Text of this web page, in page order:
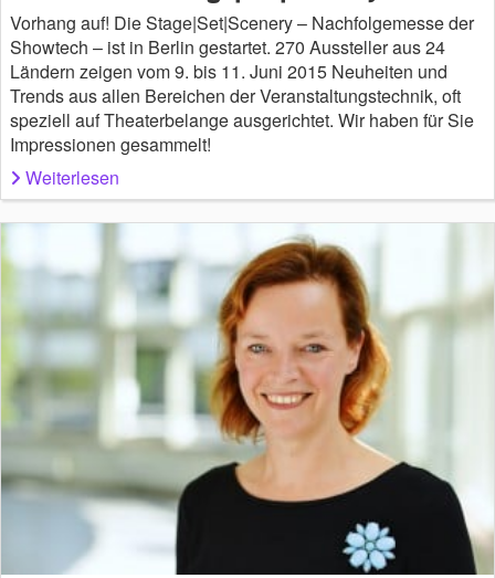
Vorhang auf! Die Stage|Set|Scenery – Nachfolgemesse der
Showtech – ist in Berlin gestartet. 270 Aussteller aus 24
Ländern zeigen vom 9. bis 11. Juni 2015 Neuheiten und
Trends aus allen Bereichen der Veranstaltungstechnik, oft
speziell auf Theaterbelange ausgerichtet. Wir haben für Sie
Impressionen gesammelt!
Weiterlesen